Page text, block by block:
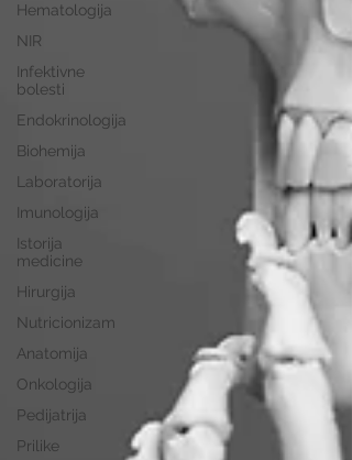
Hematologija
NIR
Infektivne
bolesti
Endokrinologija
Biohemija
Laboratorija
Imunologija
Istorija
medicine
Hirurgija
Nutricionizam
Anatomija
Onkologija
Pedijatrija
Prilike